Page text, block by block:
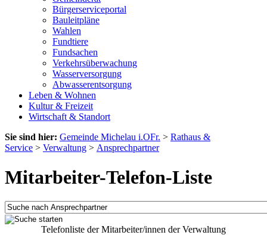
Bürgerserviceportal
Bauleitpläne
Wahlen
Fundtiere
Fundsachen
Verkehrsüberwachung
Wasserversorgung
Abwasserentsorgung
Leben & Wohnen
Kultur & Freizeit
Wirtschaft & Standort
Sie sind hier: Gemeinde Michelau i.OFr. > Rathaus &
Service > Verwaltung > Ansprechpartner
Mitarbeiter-Telefon-Liste
Telefonliste der Mitarbeiter/innen der Verwaltung